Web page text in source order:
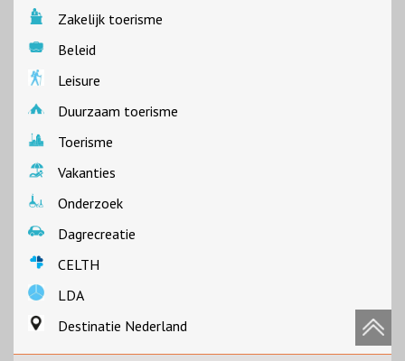
Zakelijk toerisme
Beleid
Leisure
Duurzaam toerisme
Toerisme
Vakanties
Onderzoek
Dagrecreatie
CELTH
LDA
Destinatie Nederland